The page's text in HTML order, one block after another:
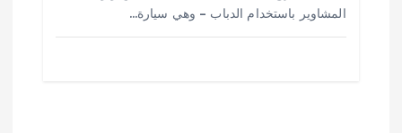
المشاوير باستخدام الدباب – وهي سيارة…